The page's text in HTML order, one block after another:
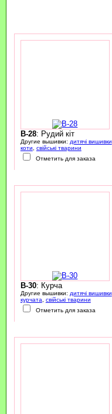
B-28: Рудий кіт
Другие вышивки: дитячі вишивки
коти
свійські тварини
Отметить для заказа
B-30: Курча
Другие вышивки: дитячі вишивки
курчата
свійські тварини
Отметить для заказа